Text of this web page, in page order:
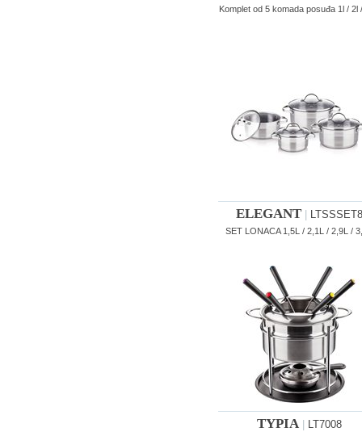
Komplet od 5 komada posuđa 1l / 2l
ELEGANT| LTSSSET8
SET LONACA 1,5L / 2,1L / 2,9L /
TYPIA| LT7008